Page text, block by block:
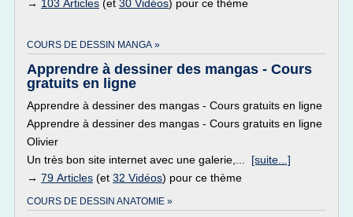
→ 103 Articles (et 30 Vidéos) pour ce thème
COURS DE DESSIN MANGA »
Apprendre à dessiner des mangas - Cours
gratuits en ligne
Apprendre à dessiner des mangas - Cours gratuits en ligne
Apprendre à dessiner des mangas - Cours gratuits en ligne
Olivier
Un très bon site internet avec une galerie,... [suite...]
→ 79 Articles (et 32 Vidéos) pour ce thème
COURS DE DESSIN ANATOMIE »